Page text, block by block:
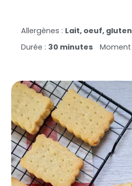
Allergènes : Lait, oeuf, gluten
Durée : 30 minutes Moment